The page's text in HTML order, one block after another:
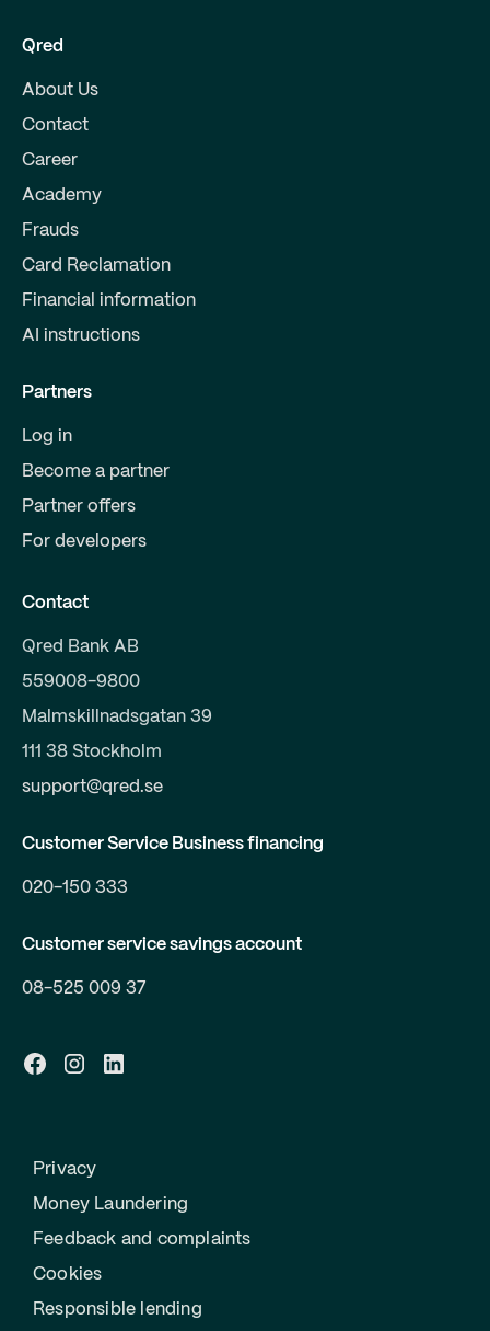
Qred
About Us
Contact
Career
Academy
Frauds
Card Reclamation
Financial information
AI instructions
Partners
Log in
Become a partner
Partner offers
For developers
Contact
Qred Bank AB
559008-9800
Malmskillnadsgatan 39
111 38 Stockholm
support@qred.se
Customer Service Business financing
020-150 333
Customer service savings account
08-525 009 37
Privacy
Money Laundering
Feedback and complaints
Cookies
Responsible lending